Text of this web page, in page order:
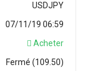
USDJPY
07/11/19 06:59
Acheter
Fermé (109.50)